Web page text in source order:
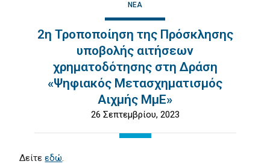
ΝΈΑ
2η Τροποποίηση της Πρόσκλησης
υποβολής αιτήσεων
χρηματοδότησης στη Δράση
«Ψηφιακός Μετασχηματισμός
Αιχμής ΜμΕ»
26 Σεπτεμβρίου, 2023
Δείτεεδώ.